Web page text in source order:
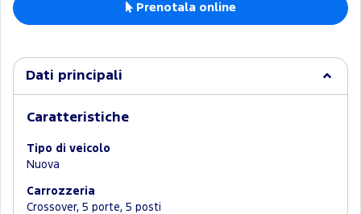
Prenotala online
Dati principali
Caratteristiche
Tipo di veicolo
Nuova
Carrozzeria
Crossover, 5 porte, 5 posti